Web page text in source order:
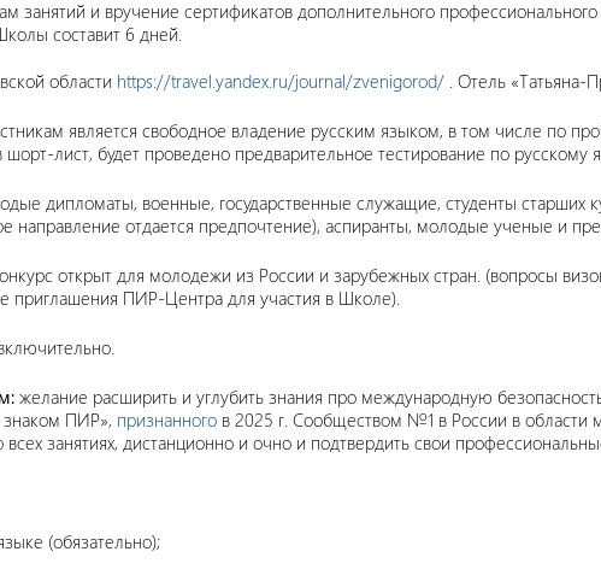
занятий и вручение сертификатов дополнительного
составит 6 дней.
области https://travel.yandex.ru/journal/zvenigorod/ . Отель «Татьяна-
является свободное владение русским языком, в том числе по
лист, будет проведено предварительное тестирование по русскому
дипломаты, военные, государственные служащие, студенты
направление отдается предпочтение), аспиранты, молодые ученые и
открыт для молодежи из России и зарубежных стран. (вопросы
приглашения ПИР-Центра для участия в Школе).
желание расширить и углубить знания про международную
ПИР», признанного в 2025 г. Сообществом №1 в России в
всех занятиях, дистанционно и очно и подтвердить свои
(обязательно);